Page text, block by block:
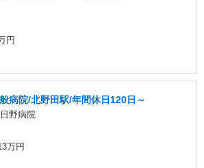
円
病院/北野田駅/年間休日120日～
野病院
万円